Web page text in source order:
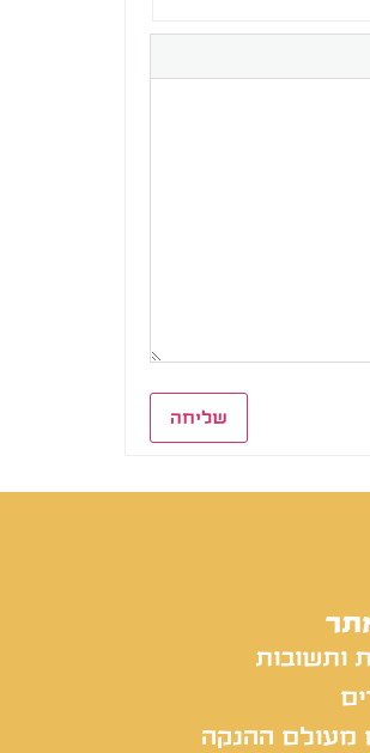
שליחה
ותשובות
מעולם ההנקה